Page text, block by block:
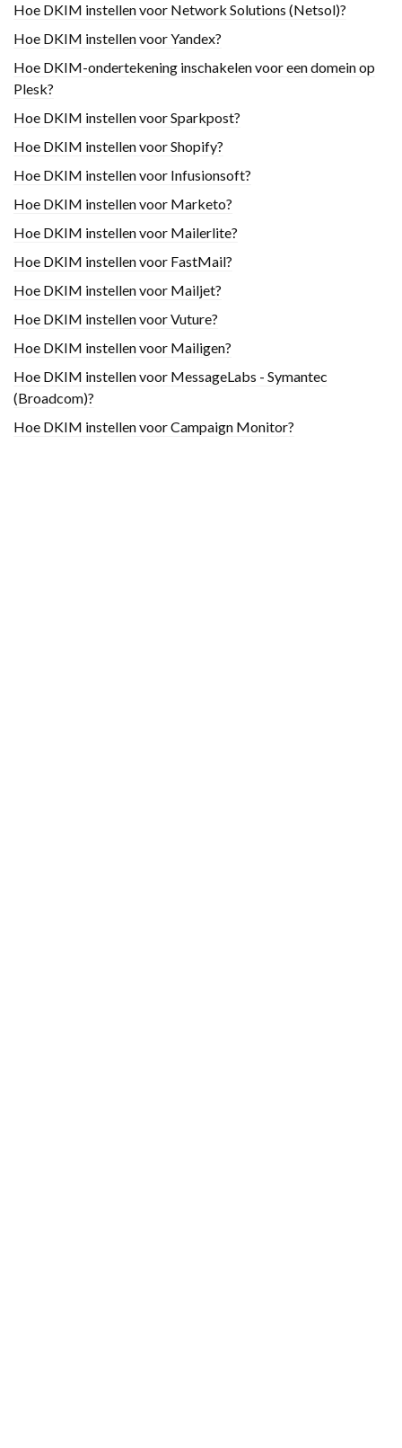
Hoe DKIM instellen voor Network Solutions (Netsol)?
Hoe DKIM instellen voor Yandex?
Hoe DKIM-ondertekening inschakelen voor een domein op
Plesk?
Hoe DKIM instellen voor Sparkpost?
Hoe DKIM instellen voor Shopify?
Hoe DKIM instellen voor Infusionsoft?
Hoe DKIM instellen voor Marketo?
Hoe DKIM instellen voor Mailerlite?
Hoe DKIM instellen voor FastMail?
Hoe DKIM instellen voor Mailjet?
Hoe DKIM instellen voor Vuture?
Hoe DKIM instellen voor Mailigen?
Hoe DKIM instellen voor MessageLabs - Symantec
(Broadcom)?
Hoe DKIM instellen voor Campaign Monitor?